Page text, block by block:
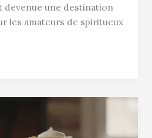
une destination
les amateurs de spiritueux